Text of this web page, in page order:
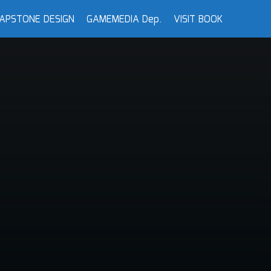
DESIGN GAMEMEDIA Dep. VISIT BOOK